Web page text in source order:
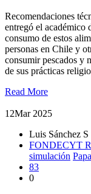
Recomendaciones
entregó el
consumo de estos
personas en Chile y
consumir pescados y
de sus prácticas
Read More
12Mar 2025
Luis Sánchez S
FONDECYT
simulación
83
0